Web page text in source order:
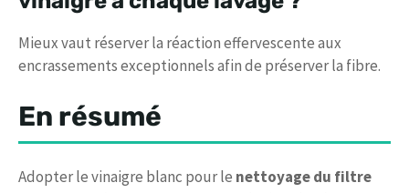
Mieux vaut réserver la réaction effervescente aux
encrassements exceptionnels afin de préserver la fibre.
En résumé
Adopter le vinaigre blanc pour le nettoyage du filtre